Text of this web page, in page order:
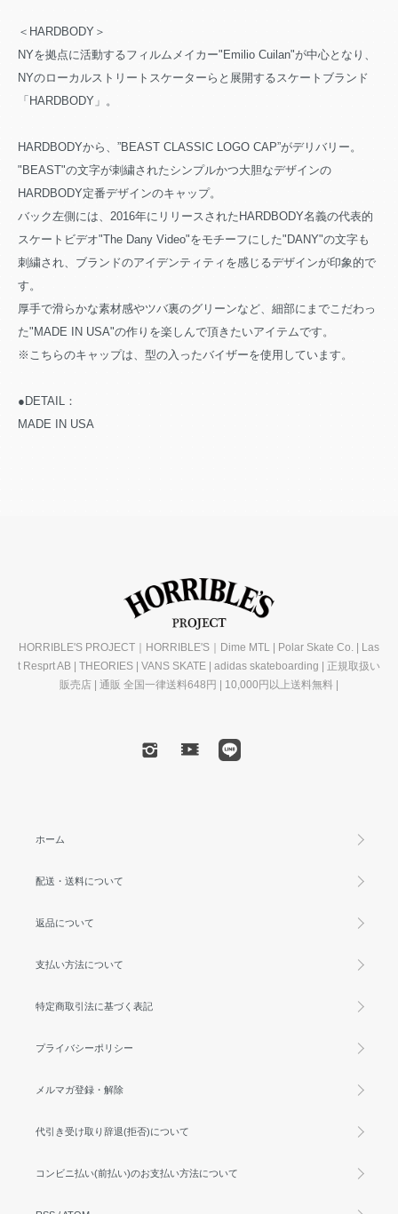
＜HARDBODY＞
NYを拠点に活動するフィルムメイカー"Emilio Cuilan"が中心となり、
NYのローカルストリートスケーターらと展開するスケートブランド
「HARDBODY」。
HARDBODYから、”BEAST CLASSIC LOGO CAP”がデリバリー。
"BEAST"の文字が刺繍されたシンプルかつ大胆なデザインの
HARDBODY定番デザインのキャップ。
バック左側には、2016年にリリースされたHARDBODY名義の代表的
スケートビデオ"The Dany Video"をモチーフにした"DANY"の文字も
刺繍され、ブランドのアイデンティティを感じるデザインが印象的で
す。
厚手で滑らかな素材感やツバ裏のグリーンなど、細部にまでこだわっ
た"MADE IN USA"の作りを楽しんで頂きたいアイテムです。
※こちらのキャップは、型の入ったバイザーを使用しています。
●DETAIL：
MADE IN USA
HORRIBLE'S PROJECT｜HORRIBLE'S｜Dime MTL | Polar Skate Co. | Las
t Resprt AB | THEORIES | VANS SKATE | adidas skateboarding | 正規取扱い
販売店 | 通販 全国一律送料648円 | 10,000円以上送料無料 |
ホーム
配送・送料について
返品について
支払い方法について
特定商取引法に基づく表記
プライバシーポリシー
メルマガ登録・解除
代引き受け取り辞退(拒否)について
コンビニ払い(前払い)のお支払い方法について